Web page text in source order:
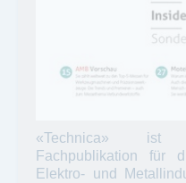
«Technica» ist
Fachpublikation für
Elektro- und